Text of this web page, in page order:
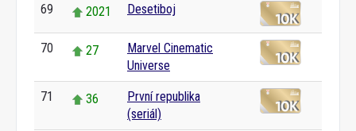
69 2021 Desetiboj
70 27
Marvel Cinematic
Universe
71 36
První republika
(seriál)